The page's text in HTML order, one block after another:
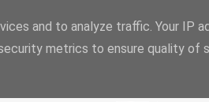
in onda da
and to analyze traffic. Your IP
metrics to ensure quality of